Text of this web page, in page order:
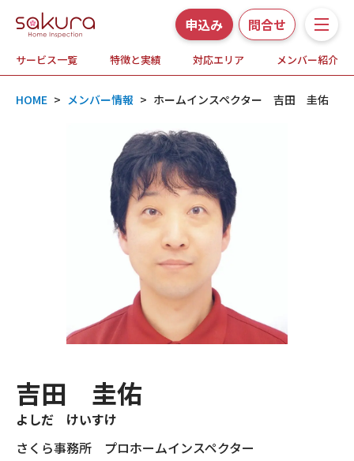
申込み 問合せ
サービス一覧 特徴と実績 対応エリア メンバー紹介
サービス一覧
ホームインスペクションとは
お知らせ・プレスリリース
現場事例・お役立ちコラム
さくら事務所について
HOME > メンバー情報 > ホームインスペクター 吉田 圭佑
吉田 圭佑
よしだ けいすけ
さくら事務所 プロホームインスペクター